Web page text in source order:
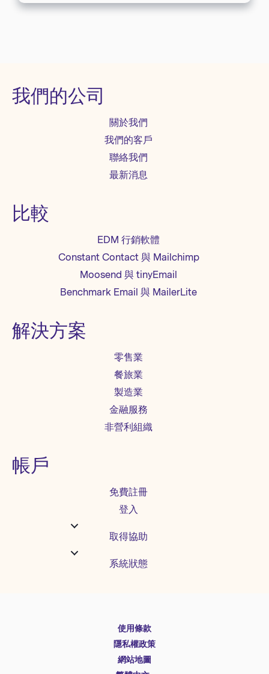
我們的公司
關於我們
我們的客戶
聯絡我們
最新消息
比較
EDM 行銷軟體
Constant Contact 與 Mailchimp
Moosend 與 tinyEmail
Benchmark Email 與 MailerLite
解決方案
零售業
餐旅業
製造業
金融服務
非營利組織
帳戶
免費註冊
登入
取得協助
系統狀態
使用條款
隱私權政策
網站地圖
Español
Deutsch